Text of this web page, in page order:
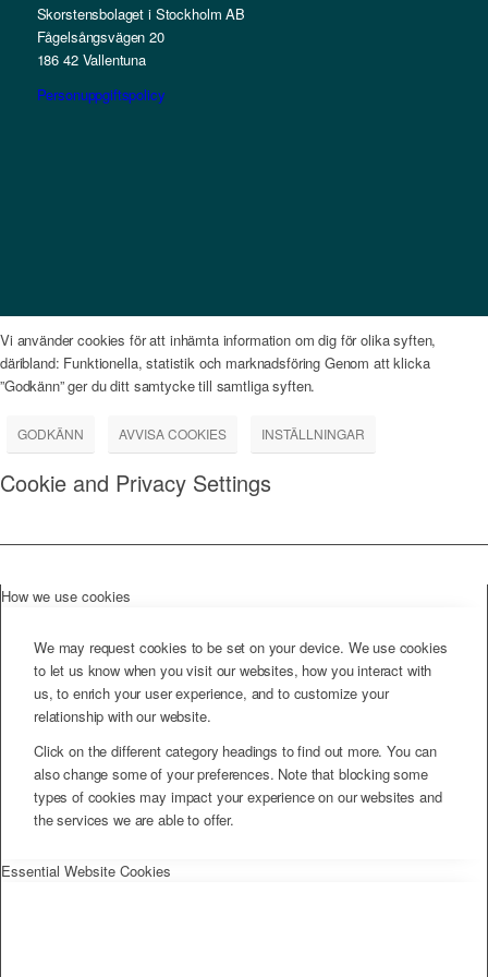
Skorstensbolaget i Stockholm AB
Fågelsångsvägen 20
186 42 Vallentuna
Personuppgiftspolicy
Vi använder cookies för att inhämta information om dig för olika syften,
däribland: Funktionella, statistik och marknadsföring Genom att klicka
”Godkänn” ger du ditt samtycke till samtliga syften.
GODKÄNN AVVISA COOKIES INSTÄLLNINGAR
Cookie and Privacy Settings
How we use cookies
We may request cookies to be set on your device. We use cookies
to let us know when you visit our websites, how you interact with
us, to enrich your user experience, and to customize your
relationship with our website.
Click on the different category headings to find out more. You can
also change some of your preferences. Note that blocking some
types of cookies may impact your experience on our websites and
the services we are able to offer.
Essential Website Cookies